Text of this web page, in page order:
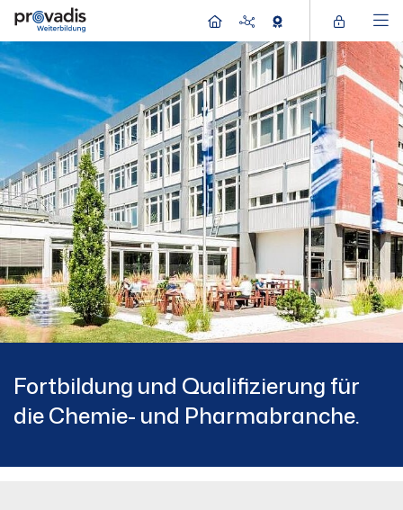
Fortbildung und Qualifizierung für
die Chemie- und Pharmabranche.